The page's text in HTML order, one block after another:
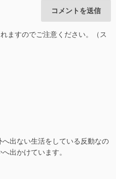
ますのでご注意ください。（ス
出ない生活をしている反動なの
出かけています。